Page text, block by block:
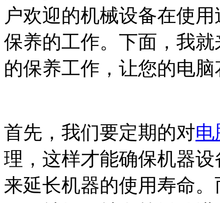
户欢迎的机械设备在使
保养的工作。下面，我
的保养工作，让您的电
首先，我们要定期的对电
理，这样才能确保机器
来延长机器的使用寿命